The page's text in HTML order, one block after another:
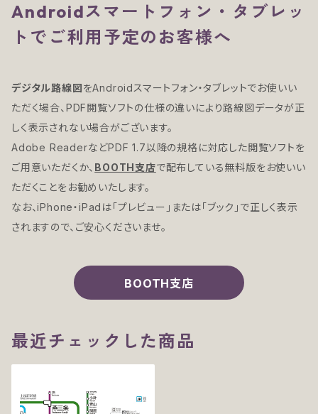
Androidスマートフォン・タブレッ
トでご利用予定のお客様へ
デジタル路線図をAndroidスマートフォン・タブレットでお使いい
ただく場合、PDF閲覧ソフトの仕様の違いにより路線図データが正
しく表示されない場合がございます。
Adobe ReaderなどPDF 1.7以降の規格に対応した閲覧ソフトを
ご用意いただくか、 BOOTH支店で配布している無料版をお使いい
ただくことをお勧めいたします。
なお、iPhone・iPadは「プレビュー」または「ブック」で正しく表示
されますので、ご安心くださいませ。
BOOTH支店
最近チェックした商品